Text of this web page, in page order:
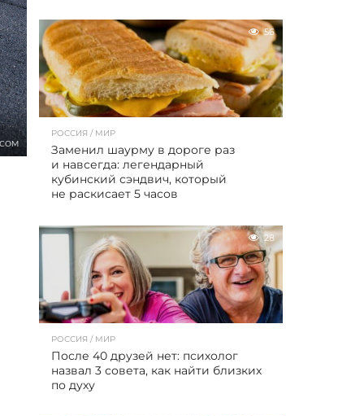
56
РОССИЯ / МИР
Заменил шаурму в дороге раз
и навсегда: легендарный
кубинский сэндвич, который
не раскисает 5 часов
28
РОССИЯ / МИР
После 40 друзей нет: психолог
назвал 3 совета, как найти близких
по духу